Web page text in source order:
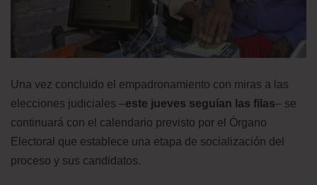
Una vez concluido el empadronamiento con miras a las
elecciones judiciales –este jueves seguían las filas– se
continuará con el calendario previsto por el Órgano
Electoral que establece una etapa de socialización del
proceso y sus candidatos.